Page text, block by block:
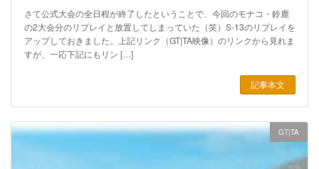
さて公式大会の全日程が終了したということで、今回のモナコ・鈴鹿
の2大会分のリプレイと放置してしまっていた（笑）S-13のリプレイを
アップしておきました。上記リンク（GT|TA映像）のリンクから見れま
すが、一応下記にもリン […]
記事本文
GT|TA